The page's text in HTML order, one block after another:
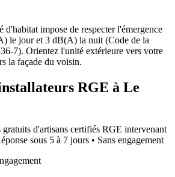
d'habitat impose de respecter l'émergence
le jour et 3 dB(A) la nuit (Code de la
7). Orientez l'unité extérieure vers votre
la façade du voisin.
RGE à Le
d'artisans certifiés RGE intervenant
sous 5 à 7 jours • Sans engagement